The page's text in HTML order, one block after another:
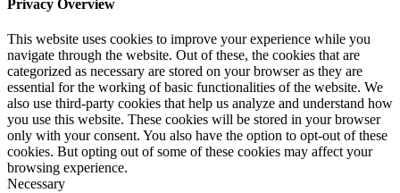
Privacy Overview
This website uses cookies to improve your experience while you
navigate through the website. Out of these, the cookies that are
categorized as necessary are stored on your browser as they are
essential for the working of basic functionalities of the website. We
also use third-party cookies that help us analyze and understand how
you use this website. These cookies will be stored in your browser
only with your consent. You also have the option to opt-out of these
cookies. But opting out of some of these cookies may affect your
browsing experience.
Necessary